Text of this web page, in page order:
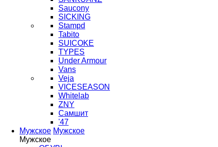
Saucony
SICKING
Stampd
Tabito
SUICOKE
TYPES
Under Armour
Vans
Veja
VICESEASON
Whitelab
ZNY
Самшит
'47
Мужское Мужское
Мужское